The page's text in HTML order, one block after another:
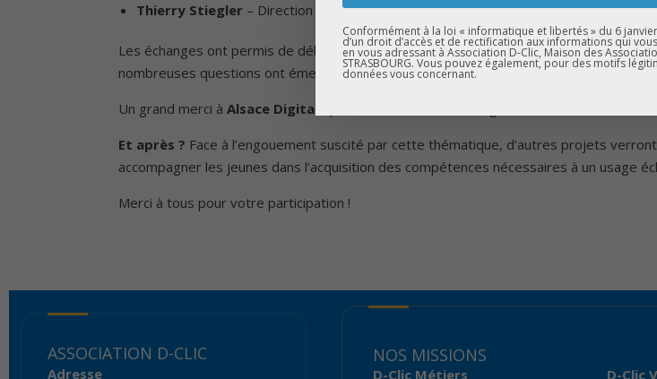
Thierry Stiegler – Direction & tech chez Agora Calycé
Les échanges ont permis de débattre des impacts réels de l’IA dans nos vies, qu’il
nombreuses questions ont émergé, illustrant un réel intérêt pour comprendre et
Un grand merci à Alsace Digitale
Et après ? Face à l’engouement suscité par cette thématique, d’autres projets
accompagner les jeunes dans l’acquisition des compétences nécessaires à un usage
Merci à tous pour votre participation !
ASSOCIATION D-CLIC
Adresse
NOS MISSIONS
D-Clic Métiers D-Clic
Conformément à la loi « informatique et libertés » du 6
d’un droit d’accès et de rectification aux informations qui
en vous adressant à Association D-Clic, Maison des
STRASBOURG. Vous pouvez également, pour des motifs
données vous concernant.